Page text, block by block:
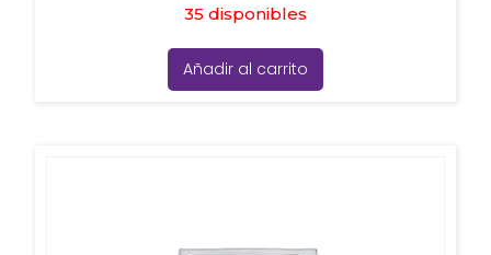
35 disponibles
Añadir al carrito